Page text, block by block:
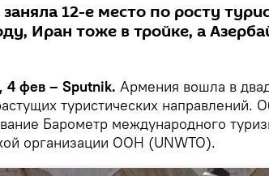
12-е место по росту
Иран тоже в тройке, а
4 фев – Sputnik. Армения вошла в
туристических направлений.
Барометр международного
организации ООН (UNWTO).